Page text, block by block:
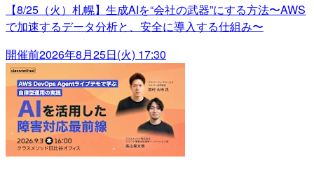
【8/25（火）札幌】生成AIを“会社の武器”にする方法〜AWS
で加速するデータ分析と、安全に導入する仕組み〜
開催前2026年8月25日(火) 17:30